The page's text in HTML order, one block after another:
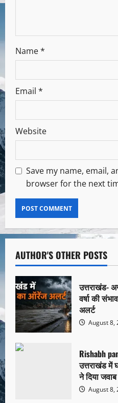
Name*
Email *
Website
Save my name, email,
browser for the next
AUTHOR'S OTHER POSTS
उत्तराखंड-
वर्षा की
अलर्ट
August 8,
Rishabh
उत्तराखंड में
ने दिया जवाब
August 8,